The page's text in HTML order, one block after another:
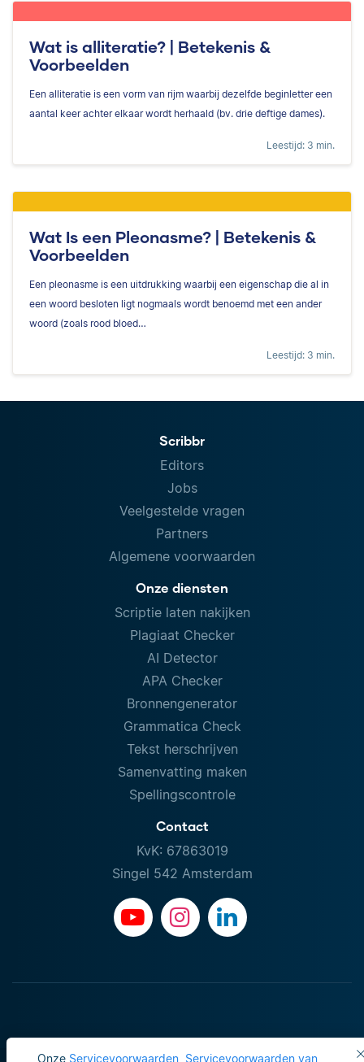
Onze Servicevoorwaarden, Servicevoorwaarden van
Wat is alliteratie? | Betekenis &
Voorbeelden
Een alliteratie is een vorm van rijm waarbij dezelfde beginletter een
aantal keer achter elkaar wordt herhaald (bv. drie deftige dames).
Leestijd: 3 min.
Wat Is een Pleonasme? | Betekenis &
Voorbeelden
Een pleonasme is een uitdrukking waarbij een eigenschap die al in
een woord besloten ligt nogmaals wordt benoemd met een ander
woord (zoals rood bloed…
Leestijd: 3 min.
Scribbr
Editors
Jobs
Veelgestelde vragen
Partners
Algemene voorwaarden
Onze diensten
Scriptie laten nakijken
Plagiaat Checker
AI Detector
APA Checker
Bronnengenerator
Grammatica Check
Tekst herschrijven
Samenvatting maken
Spellingscontrole
Contact
KvK: 67863019
Singel 542 Amsterdam